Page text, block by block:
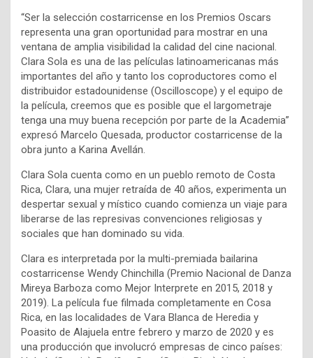
“Ser la selección costarricense en los Premios Oscars
representa una gran oportunidad para mostrar en una
ventana de amplia visibilidad la calidad del cine nacional.
Clara Sola es una de las películas latinoamericanas más
importantes del año y tanto los coproductores como el
distribuidor estadounidense (Oscilloscope) y el equipo de
la película, creemos que es posible que el largometraje
tenga una muy buena recepción por parte de la Academia”
expresó Marcelo Quesada, productor costarricense de la
obra junto a Karina Avellán.
Clara Sola cuenta como en un pueblo remoto de Costa
Rica, Clara, una mujer retraída de 40 años, experimenta un
despertar sexual y místico cuando comienza un viaje para
liberarse de las represivas convenciones religiosas y
sociales que han dominado su vida.
Clara es interpretada por la multi-premiada bailarina
costarricense Wendy Chinchilla (Premio Nacional de Danza
Mireya Barboza como Mejor Interprete en 2015, 2018 y
2019). La película fue filmada completamente en Cosa
Rica, en las localidades de Vara Blanca de Heredia y
Poasito de Alajuela entre febrero y marzo de 2020 y es
una producción que involucró empresas de cinco países: